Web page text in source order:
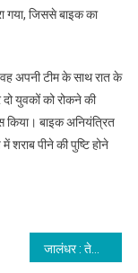
गया, जिससे बाइक का
अपनी टीम के साथ रात के
युवकों को रोकने की
किया। बाइक अनियंत्रित
पीने की पुष्टि होने